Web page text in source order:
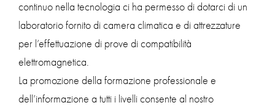
continuo nella tecnologia ci ha permesso di dotarci di un
laboratorio fornito di camera climatica e di attrezzature
per l’effettuazione di prove di compatibilità
elettromagnetica.
La promozione della formazione professionale e
dell’informazione a tutti i livelli consente al nostro